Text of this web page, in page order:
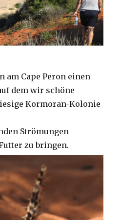
am Cape Peron einen
dem wir schöne
Kormoran-Kolonie
Strömungen
zu bringen.